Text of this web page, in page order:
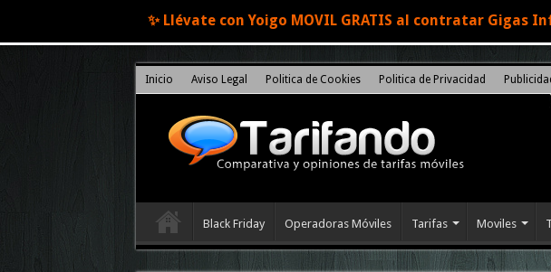
Inicio Aviso Legal Politica de Cookies Politica de Privacidad
Black Friday Operadoras Móviles Tarifas Moviles
✨ Llévate con Yoigo MOVIL GRATIS al contratar Gigas